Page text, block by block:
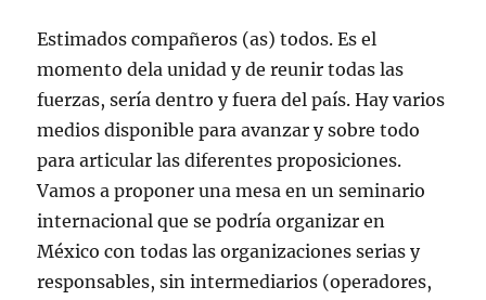
Estimados compañeros (as) todos. Es el
momento dela unidad y de reunir todas las
fuerzas, sería dentro y fuera del país. Hay varios
medios disponible para avanzar y sobre todo
para articular las diferentes proposiciones.
Vamos a proponer una mesa en un seminario
internacional que se podría organizar en
México con todas las organizaciones serias y
responsables, sin intermediarios (operadores,